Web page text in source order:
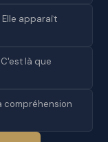
Elle apparaît
là que
compréhension